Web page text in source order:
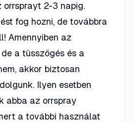
2-3 napig.
fog hozni, de továbbra
Amennyiben az
a tüsszögés és a
akkor biztosan
Ilyen esetben
abba az orrspray
a további használat